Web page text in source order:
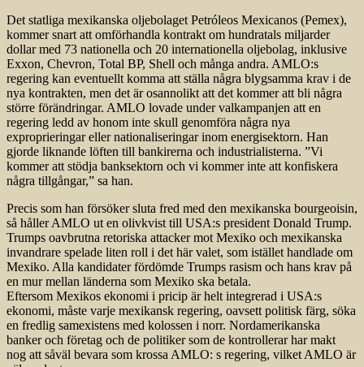
Det statliga mexikanska oljebolaget Petróleos Mexicanos (Pemex),
kommer snart att omförhandla kontrakt om hundratals miljarder
dollar med 73 nationella och 20 internationella oljebolag, inklusive
Exxon, Chevron, Total BP, Shell och många andra. AMLO:s
regering kan eventuellt komma att ställa några blygsamma krav i de
nya kontrakten, men det är osannolikt att det kommer att bli några
större förändringar. AMLO lovade under valkampanjen att en
regering ledd av honom inte skull genomföra några nya
exproprieringar eller nationaliseringar inom energisektorn. Han
gjorde liknande löften till bankirerna och industrialisterna. ”Vi
kommer att stödja banksektorn och vi kommer inte att konfiskera
några tillgångar,” sa han.
Precis som han försöker sluta fred med den mexikanska bourgeoisin,
så håller AMLO ut en olivkvist till USA:s president Donald Trump.
Trumps oavbrutna retoriska attacker mot Mexiko och mexikanska
invandrare spelade liten roll i det här valet, som istället handlade om
Mexiko. Alla kandidater fördömde Trumps rasism och hans krav på
en mur mellan länderna som Mexiko ska betala.
Eftersom Mexikos ekonomi i pricip är helt integrerad i USA:s
ekonomi, måste varje mexikansk regering, oavsett politisk färg, söka
en fredlig samexistens med kolossen i norr. Nordamerikanska
banker och företag och de politiker som de kontrollerar har makt
nog att såväl bevara som krossa AMLO: s regering, vilket AMLO är